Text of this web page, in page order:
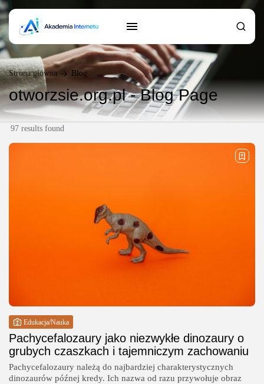
Strona główna Blog
otworzsie.org.pl - Blog Page
97 results found
Edukacja/Nauka
Pachycefalozaury jako niezwykłe dinozaury o
grubych czaszkach i tajemniczym zachowaniu
Pachycefalozaury należą do najbardziej charakterystycznych
dinozaurów późnej kredy. Ich nazwa od razu przywołuje obraz